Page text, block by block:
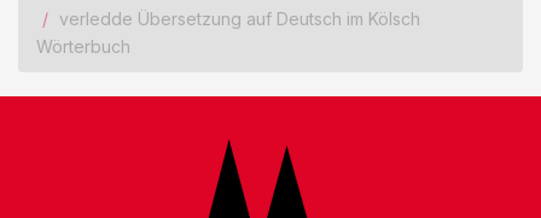
verledde Übersetzung auf Deutsch im Kölsch
Wörterbuch